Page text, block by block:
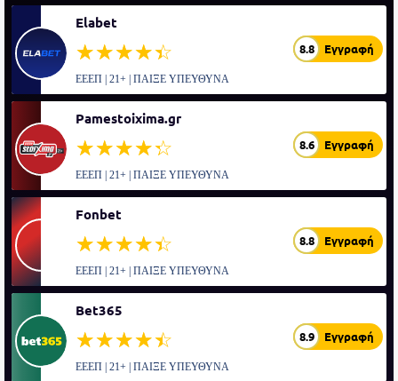
Elabet
☆☆☆☆☆
★★★★★ 8.8 Εγγραφή
ΕΕΕΠ | 21+ | ΠΑΙΞΕ ΥΠΕΥΘΥΝΑ
Pamestoixima.gr
☆☆☆☆☆
★★★★★ 8.6 Εγγραφή
ΕΕΕΠ | 21+ | ΠΑΙΞΕ ΥΠΕΥΘΥΝΑ
Fonbet
☆☆☆☆☆
★★★★★ 8.8 Εγγραφή
ΕΕΕΠ | 21+ | ΠΑΙΞΕ ΥΠΕΥΘΥΝΑ
Bet365
☆☆☆☆☆
★★★★★ 8.9 Εγγραφή
ΕΕΕΠ | 21+ | ΠΑΙΞΕ ΥΠΕΥΘΥΝΑ